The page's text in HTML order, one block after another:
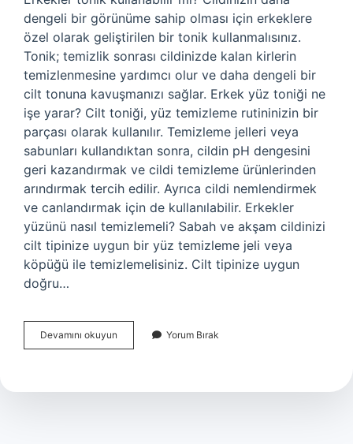
dengeli bir görünüme sahip olması için erkeklere
özel olarak geliştirilen bir tonik kullanmalısınız.
Tonik; temizlik sonrası cildinizde kalan kirlerin
temizlenmesine yardımcı olur ve daha dengeli bir
cilt tonuna kavuşmanızı sağlar. Erkek yüz toniği ne
işe yarar? Cilt toniği, yüz temizleme rutininizin bir
parçası olarak kullanılır. Temizleme jelleri veya
sabunları kullandıktan sonra, cildin pH dengesini
geri kazandırmak ve cildi temizleme ürünlerinden
arındırmak tercih edilir. Ayrıca cildi nemlendirmek
ve canlandırmak için de kullanılabilir. Erkekler
yüzünü nasıl temizlemeli? Sabah ve akşam cildinizi
cilt tipinize uygun bir yüz temizleme jeli veya
köpüğü ile temizlemelisiniz. Cilt tipinize uygun
doğru…
Devamını okuyun Erkekler
Tonik
Yorum Bırak